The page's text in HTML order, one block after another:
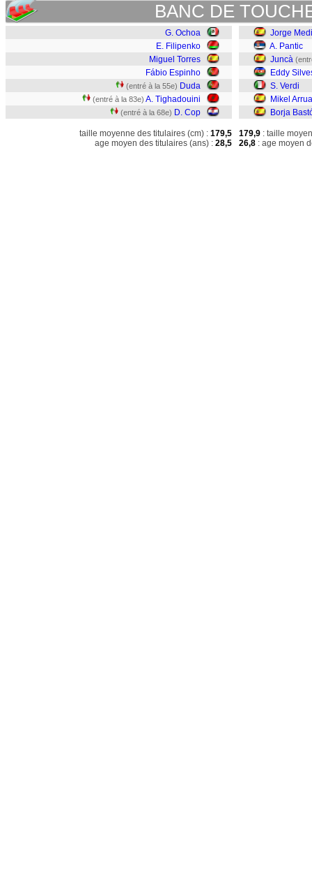
BANC DE
G. Ochoa
E. Filipenko
Miguel Torres
Fábio Espinho
(entré à la 55e) Duda
(entré à la 83e) A. Tighadouini
(entré à la 68e) D. Cop
taille moyenne des titulaires (cm) : 179,5
age moyen des titulaires (ans) : 28,5
Jorge
A. Pantic
Juncà
Eddy
S. Verdi
Mikel
Borja
179,9 : taille
26,8 : age moyen